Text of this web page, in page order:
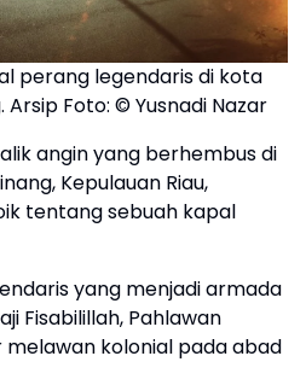
perang legendaris di kota
Arsip Foto: © Yusnadi Nazar
angin yang berhembus di
Kepulauan Riau,
tentang sebuah kapal
yang menjadi armada
Fisabilillah, Pahlawan
melawan kolonial pada abad